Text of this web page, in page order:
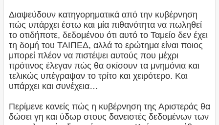
Διαψεύδουν κατηγορηματικά από την κυβέρνηση
πώς υπάρχει έστω και μία πιθανότητα να πωληθεί
το οτιδήποτε, δεδομένου ότι αυτό το Ταμείο δεν έχει
τη δομή του ΤΑΙΠΕΔ, αλλά το ερώτημα είναι ποιος
μπορεί πλέον να πιστέψει αυτούς που μέχρι
πρότινος έλεγαν πώς θα σκίσουν τα μνημόνια και
τελικώς υπέγραψαν το τρίτο και χειρότερο. Και
υπάρχει και συνέχεια…
Περίμενε κανείς πώς η κυβέρνηση της Αριστεράς θα
δώσει γη και ύδωρ στους δανειστές δεδομένων των